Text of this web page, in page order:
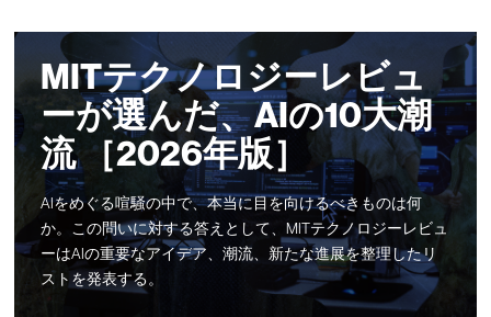
MITテクノロジーレビュ
ーが選んだ、AIの10大潮
流 ［2026年版］
AIをめぐる喧騒の中で、本当に目を向けるべきものは何
か。この問いに対する答えとして、MITテクノロジーレビュ
ーはAIの重要なアイデア、潮流、新たな進展を整理したリ
ストを発表する。